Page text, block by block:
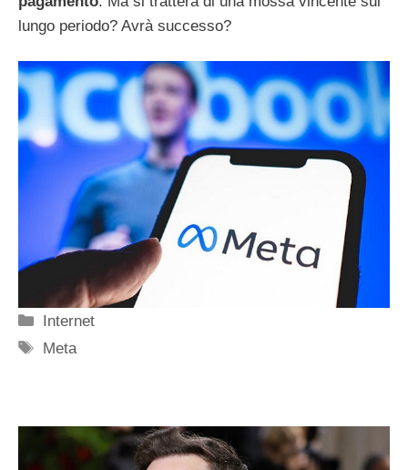
lungo periodo? Avrà successo?
Categorie
Internet
Tag
Meta